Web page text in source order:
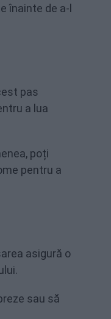
înainte de a-l
pas
a lua
poți
pentru a
asigură o
sau să